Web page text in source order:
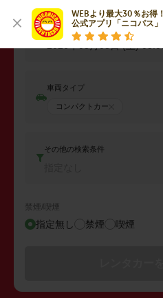
WEBより最大30％お得！
公式アプリ「ニコパス」
返却日時
車両タイプ
コンパクトカー
その他の検索条件
禁煙/喫煙
指定無し 禁煙 喫煙